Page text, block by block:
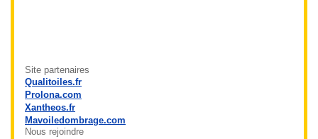
Site partenaires
Qualitoiles.fr
Prolona.com
Xantheos.fr
Mavoiledombrage.com
Nous rejoindre